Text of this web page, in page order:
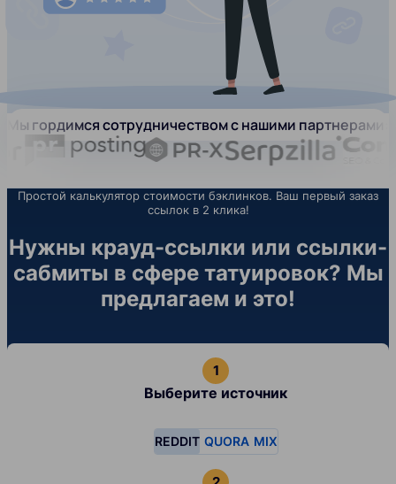
Мы гордимся сотрудничеством с нашими партнерами:
Простой калькулятор стоимости бэклинков. Ваш первый заказ
ссылок в 2 клика!
Нужны крауд-ссылки или ссылки-
сабмиты в сфере татуировок? Мы
предлагаем и это!
Выберите источник
REDDIT QUORA MIX